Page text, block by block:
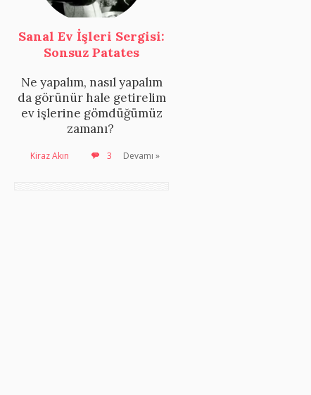
Sanal Ev İşleri Sergisi:
Sonsuz Patates
Ne yapalım, nasıl yapalım
da görünür hale getirelim
ev işlerine gömdüğümüz
zamanı?
Kiraz Akın 3 Devamı »